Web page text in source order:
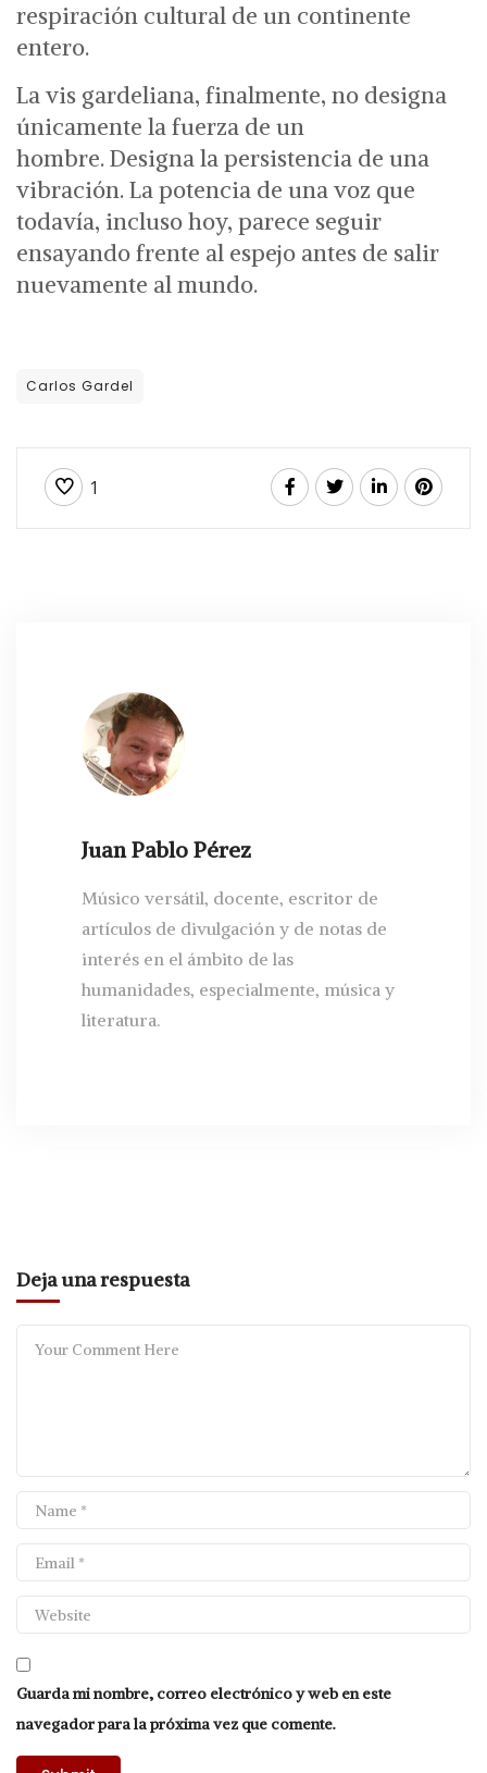
respiración cultural de un continente
entero.
La vis gardeliana, finalmente, no designa
únicamente la fuerza de un
hombre.Designa la persistencia de una
vibración.La potencia de una voz que
todavía, incluso hoy, parece seguir
ensayando frente al espejo antes de salir
nuevamente al mundo.
Carlos Gardel
1
Juan Pablo Pérez
Músico versátil, docente, escritor de
artículos de divulgación y de notas de
interés en el ámbito de las
humanidades, especialmente, música y
literatura.
Deja una respuesta
Guarda mi nombre, correo electrónico y web en este
navegador para la próxima vez que comente.